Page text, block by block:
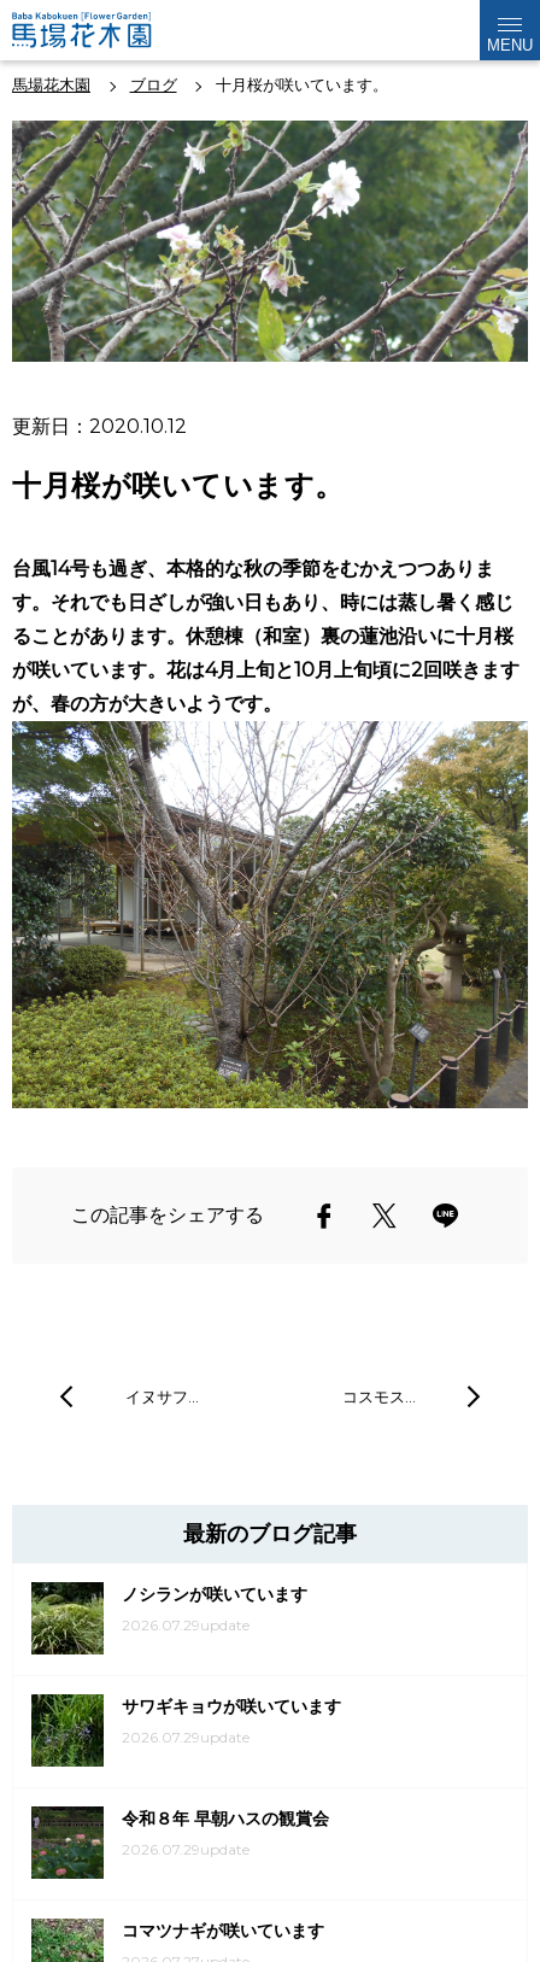
MENU
馬場花木園 ブログ 十月桜が咲いています。
更新日：2020.10.12
十月桜が咲いています。
台風14号も過ぎ、本格的な秋の季節をむかえつつありま
す。それでも日ざしが強い日もあり、時には蒸し暑く感じ
ることがあります。休憩棟（和室）裏の蓮池沿いに十月桜
が咲いています。花は4月上旬と10月上旬頃に2回咲きます
が、春の方が大きいようです。
この記事をシェアする
イヌサフ… コスモス…
最新のブログ記事
ノシランが咲いています
2026.07.29update
サワギキョウが咲いています
2026.07.29update
令和８年 早朝ハスの観賞会
2026.07.29update
コマツナギが咲いています